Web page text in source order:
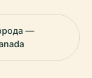
—